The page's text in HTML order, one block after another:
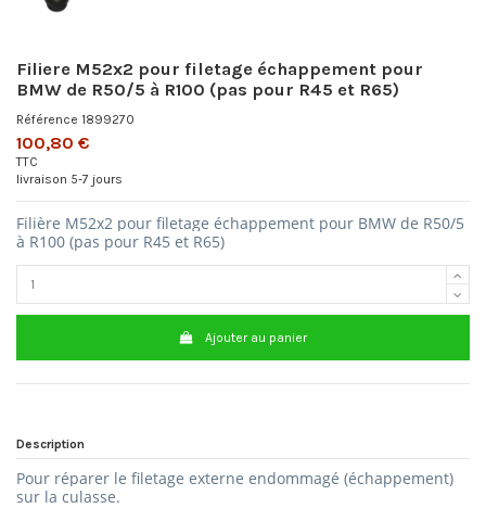
Filiere M52x2 pour filetage échappement pour
BMW de R50/5 à R100 (pas pour R45 et R65)
Référence 1899270
100,80 €
TTC
livraison 5-7 jours
Filière M52x2 pour filetage échappement pour BMW de R50/5
à R100 (pas pour R45 et R65)
Ajouter au panier
Description
Pour réparer le filetage externe endommagé (échappement)
sur la culasse.